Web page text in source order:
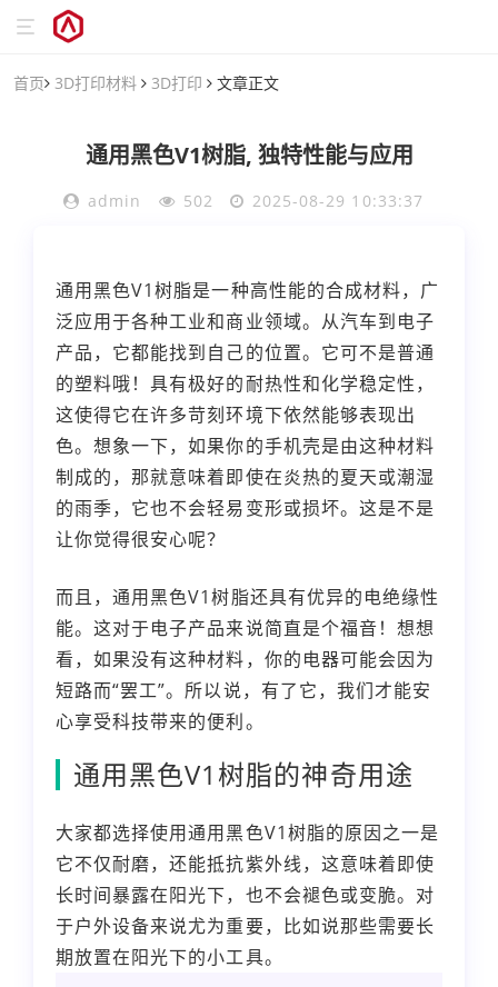
首页 3D打印材料 3D打印 文章正文
通用黑色V1树脂, 独特性能与应用
admin 502 2025-08-29 10:33:37
通用黑色V1树脂是一种高性能的合成材料，广
泛应用于各种工业和商业领域。从汽车到电子
产品，它都能找到自己的位置。它可不是普通
的塑料哦！具有极好的耐热性和化学稳定性，
这使得它在许多苛刻环境下依然能够表现出
色。想象一下，如果你的手机壳是由这种材料
制成的，那就意味着即使在炎热的夏天或潮湿
的雨季，它也不会轻易变形或损坏。这是不是
让你觉得很安心呢？
而且，通用黑色V1树脂还具有优异的电绝缘性
能。这对于电子产品来说简直是个福音！想想
看，如果没有这种材料，你的电器可能会因为
短路而“罢工”。所以说，有了它，我们才能安
心享受科技带来的便利。
通用黑色V1树脂的神奇用途
大家都选择使用通用黑色V1树脂的原因之一是
它不仅耐磨，还能抵抗紫外线，这意味着即使
长时间暴露在阳光下，也不会褪色或变脆。对
于户外设备来说尤为重要，比如说那些需要长
期放置在阳光下的小工具。